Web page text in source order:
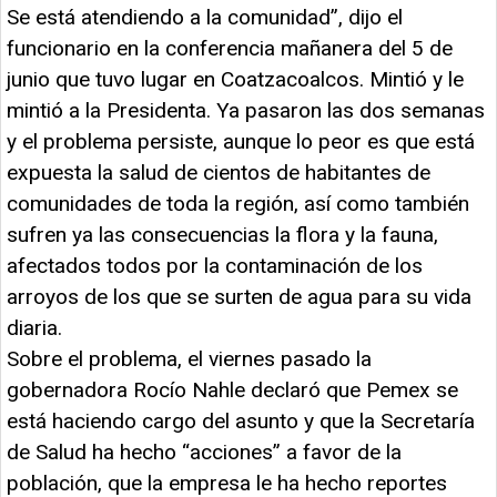
Se está atendiendo a la comunidad”, dijo el
funcionario en la conferencia mañanera del 5 de
junio que tuvo lugar en Coatzacoalcos. Mintió y le
mintió a la Presidenta. Ya pasaron las dos semanas
y el problema persiste, aunque lo peor es que está
expuesta la salud de cientos de habitantes de
comunidades de toda la región, así como también
sufren ya las consecuencias la flora y la fauna,
afectados todos por la contaminación de los
arroyos de los que se surten de agua para su vida
diaria.
Sobre el problema, el viernes pasado la
gobernadora Rocío Nahle declaró que Pemex se
está haciendo cargo del asunto y que la Secretaría
de Salud ha hecho “acciones” a favor de la
población, que la empresa le ha hecho reportes